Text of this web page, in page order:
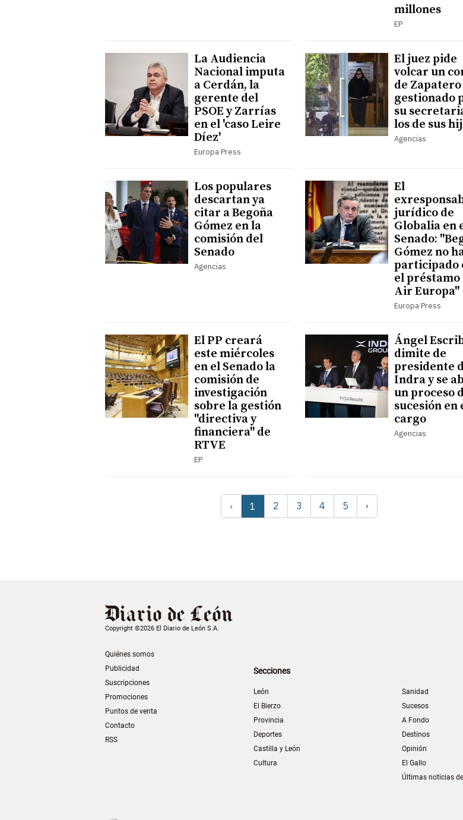
millones
EP
La Audiencia
Nacional imputa
a Cerdán, la
gerente del
PSOE y Zarrías
en el 'caso Leire
Díez'
Europa Press
El juez pide
volcar un
de Zapatero
gestionado
su
los de sus
Agencias
Los populares
descartan ya
citar a Begoña
Gómez en la
comisión del
Senado
Agencias
El
jurídico de
Globalia en
Senado:
Gómez no
participado
el préstamo
Air Europa"
Europa Press
El PP creará
este miércoles
en el Senado la
comisión de
investigación
sobre la gestión
"directiva y
financiera" de
RTVE
EP
Ángel
dimite de
presidente
Indra y se
un proceso
sucesión en
cargo
Agencias
‹ 1 2 3 4 5 ›
Copyright ©2026 El Diario de León S.A.
Quiénes somos
Publicidad
Suscripciones
Promociones
Puntos de venta
Contacto
RSS
Secciones
León
El Bierzo
Provincia
Deportes
Castilla y León
Cultura
Sanidad
Sucesos
A Fondo
Destinos
Opinión
El Gallo
Últimas noticias